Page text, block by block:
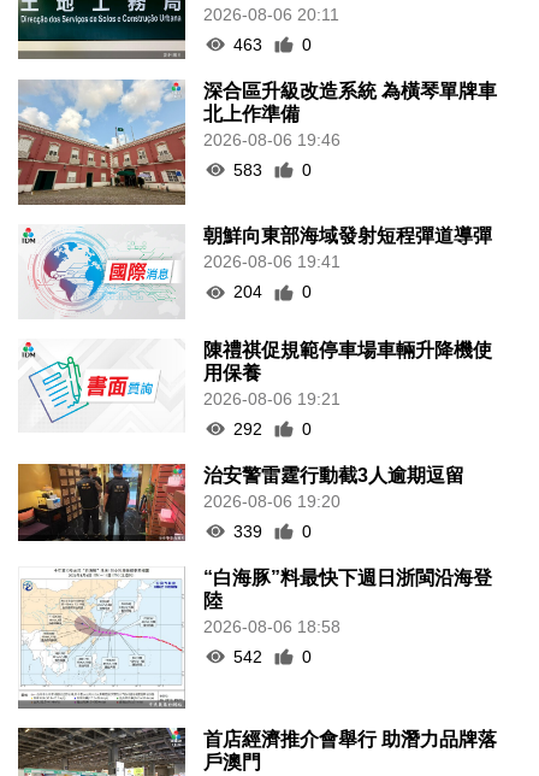
2026-08-06 20:11
463
0
深合區升級改造系統 為橫琴單牌車
北上作準備
2026-08-06 19:46
583
0
朝鮮向東部海域發射短程彈道導彈
2026-08-06 19:41
204
0
陳禮祺促規範停車場車輛升降機使
用保養
2026-08-06 19:21
292
0
治安警雷霆行動截3人逾期逗留
2026-08-06 19:20
339
0
“白海豚”料最快下週日浙閩沿海登
陸
2026-08-06 18:58
542
0
首店經濟推介會舉行 助潛力品牌落
戶澳門